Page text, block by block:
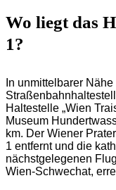
Wo liegt das
1?
In unmittelbarer
Haltestelle „Wien
Museum
km. Der Wiener
1 entfernt und die
nächstgelegenen
Wien-Schwechat,